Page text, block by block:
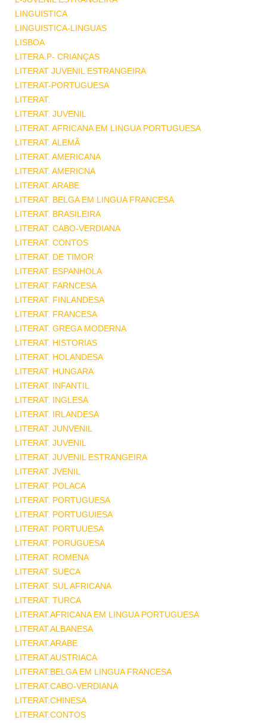
LINGUISTICA
LINGUISTICA-LINGUAS
LISBOA
LITERA.P- CRIANÇAS
LITERAT JUVENIL ESTRANGEIRA
LITERAT-PORTUGUESA
LITERAT.
LITERAT. JUVENIL
LITERAT. AFRICANA EM LINGUA PORTUGUESA
LITERAT. ALEMÃ
LITERAT. AMERICANA
LITERAT. AMERICNA
LITERAT. ARABE
LITERAT. BELGA EM LINGUA FRANCESA
LITERAT. BRASILEIRA
LITERAT. CABO-VERDIANA
LITERAT. CONTOS
LITERAT. DE TIMOR
LITERAT. ESPANHOLA
LITERAT. FARNCESA
LITERAT. FINLANDESA
LITERAT. FRANCESA
LITERAT. GREGA MODERNA
LITERAT. HISTORIAS
LITERAT. HOLANDESA
LITERAT. HUNGARA
LITERAT. INFANTIL
LITERAT. INGLESA
LITERAT. IRLANDESA
LITERAT. JUNVENIL
LITERAT. JUVENIL
LITERAT. JUVENIL ESTRANGEIRA
LITERAT. JVENIL
LITERAT. POLACA
LITERAT. PORTUGUESA
LITERAT. PORTUGUIESA
LITERAT. PORTUUESA
LITERAT. PORUGUESA
LITERAT. ROMENA
LITERAT. SUECA
LITERAT. SUL AFRICANA
LITERAT. TURCA
LITERAT.AFRICANA EM LINGUA PORTUGUESA
LITERAT.ALBANESA
LITERAT.ARABE
LITERAT.AUSTRIACA
LITERAT.BELGA EM LINGUA FRANCESA
LITERAT.CABO-VERDIANA
LITERAT.CHINESA
LITERAT.CONTOS